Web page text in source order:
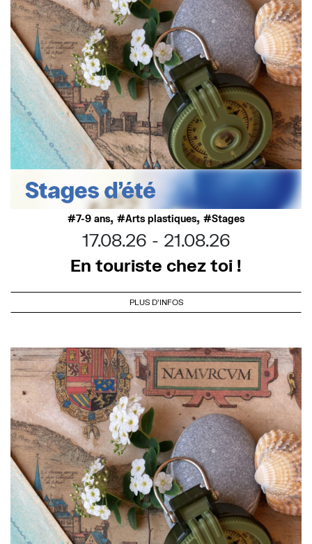
7-9 ans, Arts plastiques, Stages
17.08.26
21.08.26
En touriste chez toi !
PLUS D'INFOS